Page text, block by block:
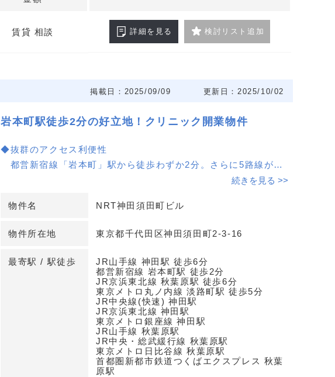
賃貸 相談 詳細を見る 検討リスト追加
掲載日：2025/09/09 更新日：2025/10/02
岩本町駅徒歩2分の好立地！クリニック開業物件
◆抜群のアクセス利便性
都営新宿線「岩本町」駅から徒歩わずか2分。さらに5路線が利
◆多様な交通手段が可能
で、通勤・通学客や観光客の集患力が期待できます。
◆NRT神田須田町ビルでの開業
ビル名称が信頼感を与え、地域のランドマークとなること間違い
詳細はお問い合わせください！
続きを見る >>
物件名 NRT神田須田町ビル
物件所在地 東京都千代田区神田須田町2‐3‐16
最寄駅 / 駅徒歩
JR山手線 神田駅 徒歩6分
都営新宿線 岩本町駅 徒歩2分
JR京浜東北線 秋葉原駅 徒歩6分
東京メトロ丸ノ内線 淡路町駅 徒歩5分
JR中央線(快速) 神田駅
JR京浜東北線 神田駅
東京メトロ銀座線 神田駅
JR山手線 秋葉原駅
JR中央・総武緩行線 秋葉原駅
東京メトロ日比谷線 秋葉原駅
首都圏新都市鉄道つくばエクスプレス 秋葉
原駅